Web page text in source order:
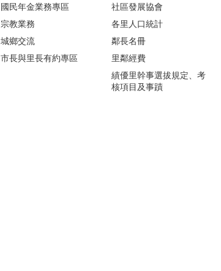
國民年金業務專區
宗教業務
城鄉交流
市長與里長有約專區
社區發展協會
各里人口統計
鄰長名冊
里鄰經費
績優里幹事選拔規定、考
核項目及事蹟